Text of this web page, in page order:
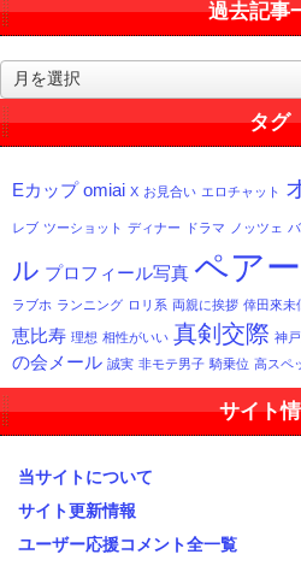
過去記事
去
記
事
覧
タグ
Eカップ omiai X お見合い エロチャット
レブ ツーショット ディナー ドラマ ノッツェ
ル プロフィール写真 ペア
ラブホ ランニング ロリ系 両親に挨拶 倖田來未
恵比寿 理想 相性がいい 真剣交際 神
の会メール 誠実 非モテ男子 騎乗位 高スペ
サイト
当サイトについて
サイト更新情報
ユーザー応援コメント全一覧